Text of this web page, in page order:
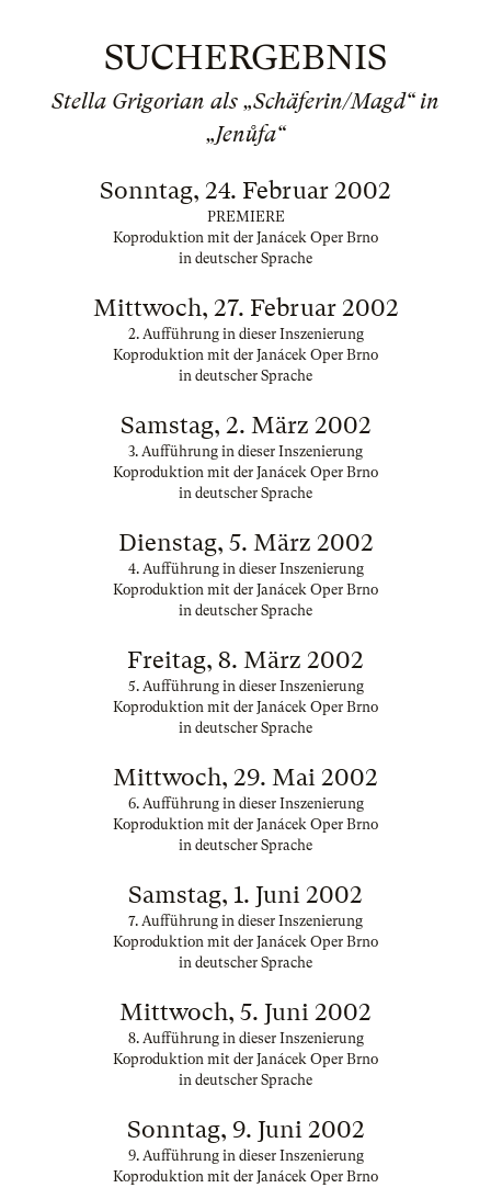
SUCHERGEBNIS
Stella Grigorian als „Schäferin/Magd“ in
„Jenůfa“
Sonntag, 24. Februar 2002
PREMIERE
Koproduktion mit der Janácek Oper Brno
in deutscher Sprache
Mittwoch, 27. Februar 2002
2. Aufführung in dieser Inszenierung
Koproduktion mit der Janácek Oper Brno
in deutscher Sprache
Samstag, 2. März 2002
3. Aufführung in dieser Inszenierung
Koproduktion mit der Janácek Oper Brno
in deutscher Sprache
Dienstag, 5. März 2002
4. Aufführung in dieser Inszenierung
Koproduktion mit der Janácek Oper Brno
in deutscher Sprache
Freitag, 8. März 2002
5. Aufführung in dieser Inszenierung
Koproduktion mit der Janácek Oper Brno
in deutscher Sprache
Mittwoch, 29. Mai 2002
6. Aufführung in dieser Inszenierung
Koproduktion mit der Janácek Oper Brno
in deutscher Sprache
Samstag, 1. Juni 2002
7. Aufführung in dieser Inszenierung
Koproduktion mit der Janácek Oper Brno
in deutscher Sprache
Mittwoch, 5. Juni 2002
8. Aufführung in dieser Inszenierung
Koproduktion mit der Janácek Oper Brno
in deutscher Sprache
Sonntag, 9. Juni 2002
9. Aufführung in dieser Inszenierung
Koproduktion mit der Janácek Oper Brno